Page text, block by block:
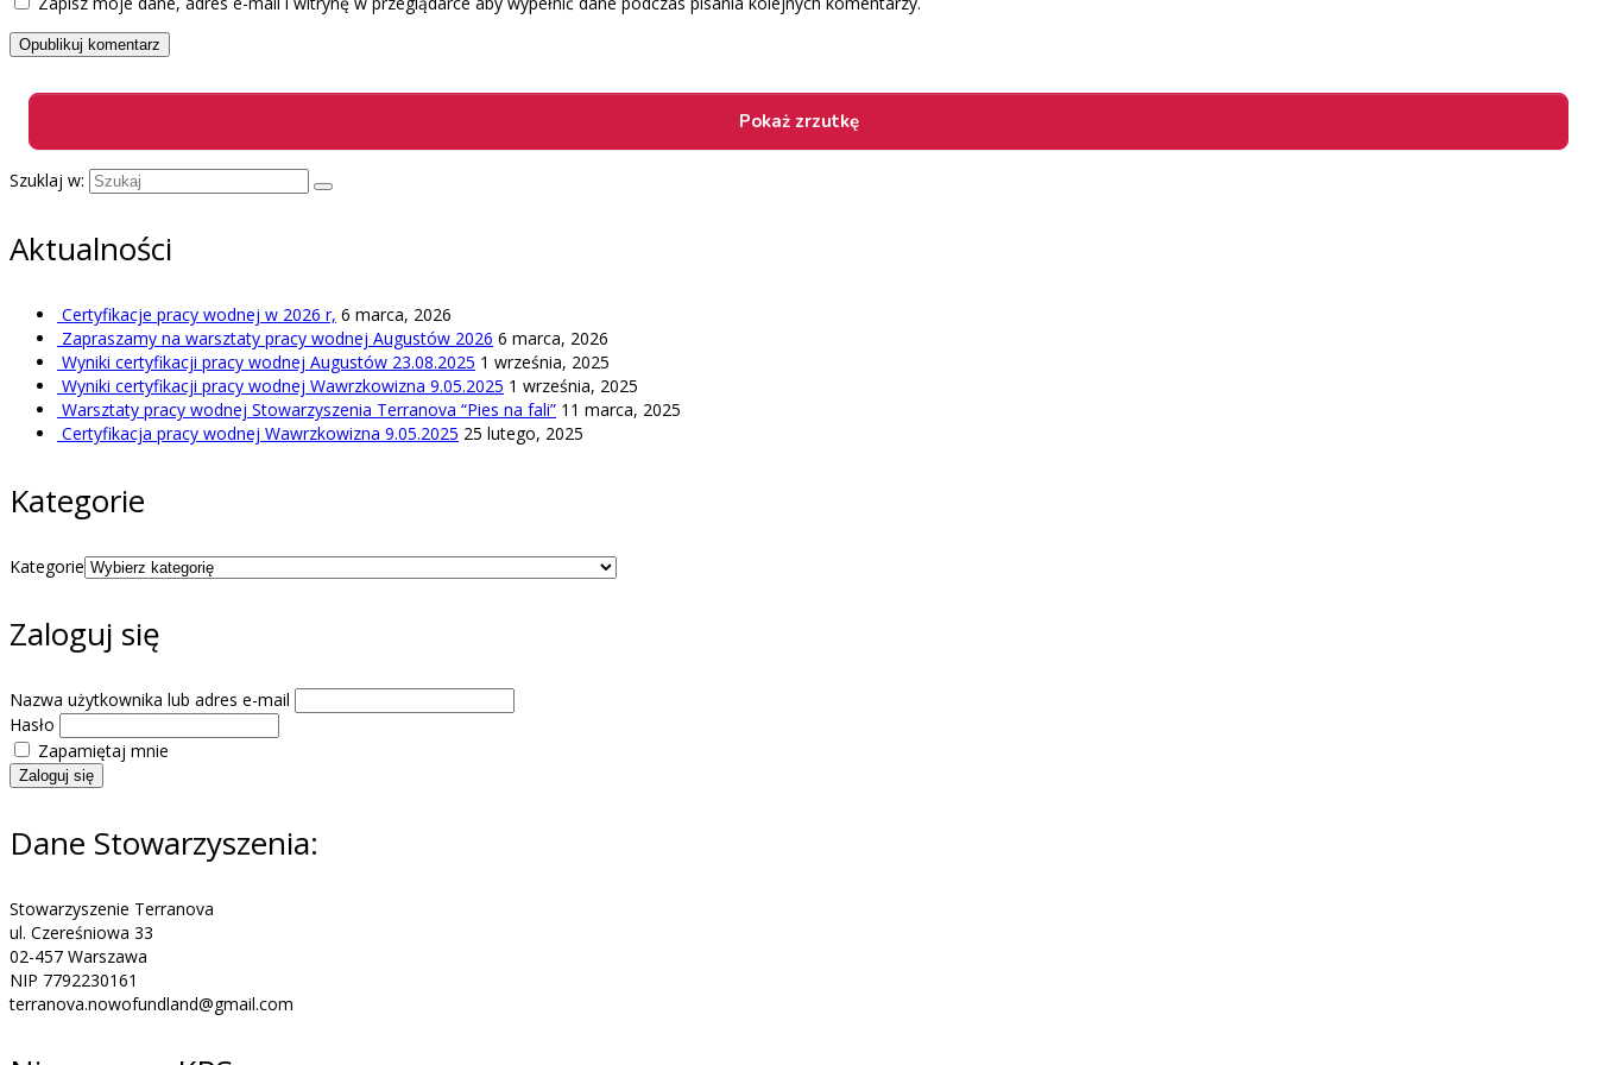
Szuklaj w:
Aktualności
Certyfikacje pracy wodnej w 2026 r, 6 marca, 2026
Zapraszamy na warsztaty pracy wodnej Augustów 2026 6 marca, 2026
Wyniki certyfikacji pracy wodnej Augustów 23.08.2025 1 września, 2025
Wyniki certyfikacji pracy wodnej Wawrzkowizna 9.05.2025 1 września, 2025
Warsztaty pracy wodnej Stowarzyszenia Terranova “Pies na fali” 11 marca, 2025
Certyfikacja pracy wodnej Wawrzkowizna 9.05.2025 25 lutego, 2025
Kategorie
Kategorie
Zaloguj się
Nazwa użytkownika lub adres e-mail
Hasło
Zapamiętaj mnie
Zaloguj się
Dane Stowarzyszenia:
Stowarzyszenie Terranova
ul. Czereśniowa 33
02-457 Warszawa
NIP 7792230161
terranova.nowofundland@gmail.com